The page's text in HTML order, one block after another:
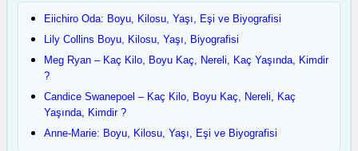
Eiichiro Oda: Boyu, Kilosu, Yaşı, Eşi ve Biyografisi
Lily Collins Boyu, Kilosu, Yaşı, Biyografisi
Meg Ryan – Kaç Kilo, Boyu Kaç, Nereli, Kaç Yaşında, Kimdir
?
Candice Swanepoel – Kaç Kilo, Boyu Kaç, Nereli, Kaç
Yaşında, Kimdir ?
Anne-Marie: Boyu, Kilosu, Yaşı, Eşi ve Biyografisi